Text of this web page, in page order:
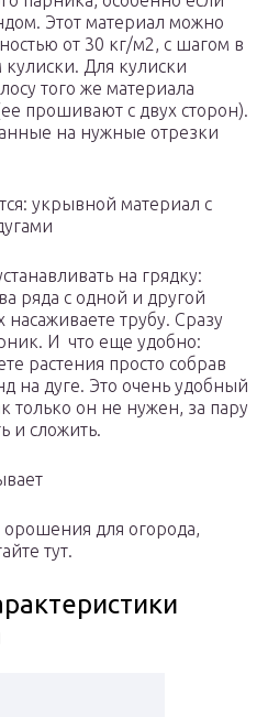
Этот материал можно
от 30 кг/м2, с шагом в
кулиски. Для кулиски
того же материала
прошивают с двух сторон).
на нужные отрезки
укрывной материал с
на грядку:
ряда с одной и другой
трубу. Сразу
И что еще удобно:
растения просто собрав
на дуге. Это очень удобный
только он не нужен, за пару
и сложить.
орошения для огорода,
тут.